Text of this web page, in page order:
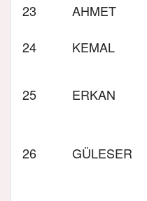
23 AHMET
24
KEMAL
25 ERKAN
26 GÜLESER